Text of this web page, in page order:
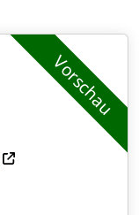
Vorschau